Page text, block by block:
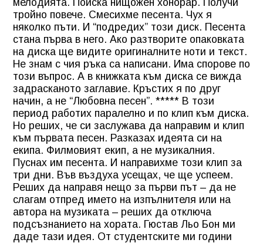
тройно повече. Смесихме песента. Чух я
няколко пъти. И “подредих” този диск. Песента
стана първа в него. Ако разтворите опаковката
на диска ще видите оригиналните ноти и текст.
Не знам с чия ръка са написани. Има спорове по
този въпрос. А в книжката към диска се вижда
задрасканото заглавие. Кръстих я по друг
начин, а не “Любовна песен”. ***** В този
период работих паралелно и по клип към диска.
Но реших, че си заслужава да направим и клип
към първата песен. Разказах идеята си на
екипа. Филмовият екип, а не музикалния.
Пуснах им песента. И направихме този клип за
три дни. Във въздуха усещах, че ще успеем.
Реших да направя нещо за първи път – да не
слагам отпред името на изпълнителя или на
автора на музиката – реших да отключа
подсъзнанието на хората. Гюстав Льо Бон ми
даде тази идея. От студентските ми години